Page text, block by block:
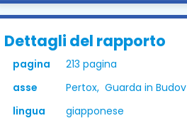
Dettagli del rapporto
pagina
213 pagina
asse
Pertox, Guarda in Budov
lingua
giapponese